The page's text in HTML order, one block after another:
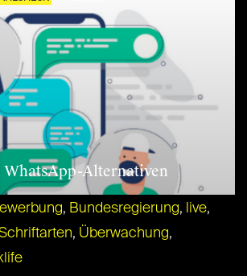
WhatsApp-Alternativen
, Bundesregierung, live,
, Überwachung,